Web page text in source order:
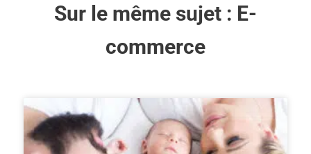
Sur le même sujet : E-
commerce